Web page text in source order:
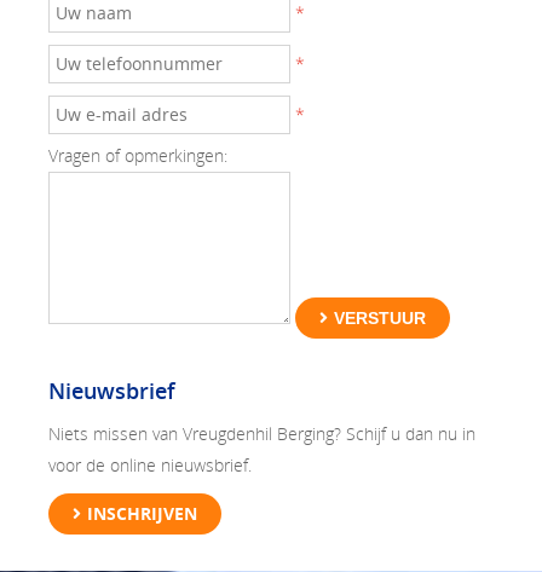
*
*
*
Vragen of opmerkingen:
VERSTUUR
Nieuwsbrief
Niets missen van Vreugdenhil Berging? Schijf u dan nu in
voor de online nieuwsbrief.
INSCHRIJVEN